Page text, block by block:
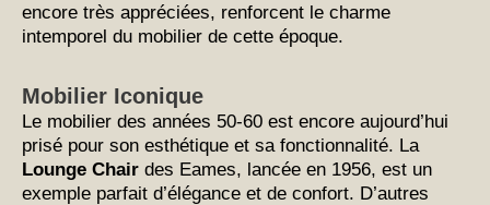
encore très appréciées, renforcent le charme
intemporel du mobilier de cette époque.
Mobilier Iconique
Le mobilier des années 50-60 est encore aujourd’hui
prisé pour son esthétique et sa fonctionnalité. La
Lounge Chair des Eames, lancée en 1956, est un
exemple parfait d’élégance et de confort. D’autres